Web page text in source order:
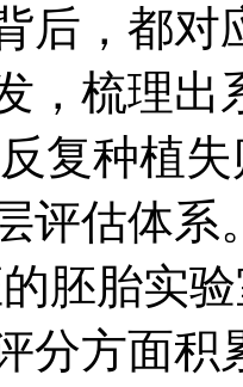
后，都对
，梳理出
复种植
评估体系
胚胎实
分方面积